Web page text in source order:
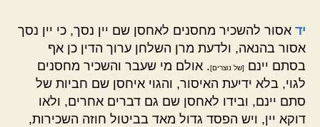
יד אסור להשכיר מחסנים לאחסן שם יין נסך, כי יין נסך
אסור בהנאה, ולדעת מרן השלחן ערוך הדין כן אף
בסתם יינם
[של נוצרים]. אולם מי שעבר והשכיר מחסנים
לגוי, בלא ידיעת האיסור, והגוי איחסן שם חביות של
סתם יינם, ובידו לאחסן שם גם דברים אחרים, ולאו
דוקא יין, ויש הפסד גדול מאד בביטול חוזה השכירות,